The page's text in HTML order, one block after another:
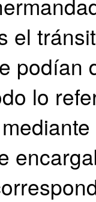
el
podían
lo